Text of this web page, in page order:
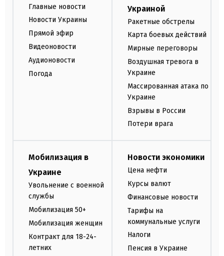
Главные новости
Новости Украины
Прямой эфир
Видеоновости
Аудионовости
Погода
Украиной
Ракетные обстрелы
Карта боевых действий
Мирные переговоры
Воздушная тревога в
Украине
Массированная атака по
Украине
Взрывы в России
Потери врага
Мобилизация в
Украине
Увольнение с военной
службы
Мобилизация 50+
Мобилизация женщин
Контракт для 18-24-
летних
Новости экономики
Цена нефти
Курсы валют
Финансовые новости
Тарифы на
коммунальные услуги
Налоги
Пенсия в Украине